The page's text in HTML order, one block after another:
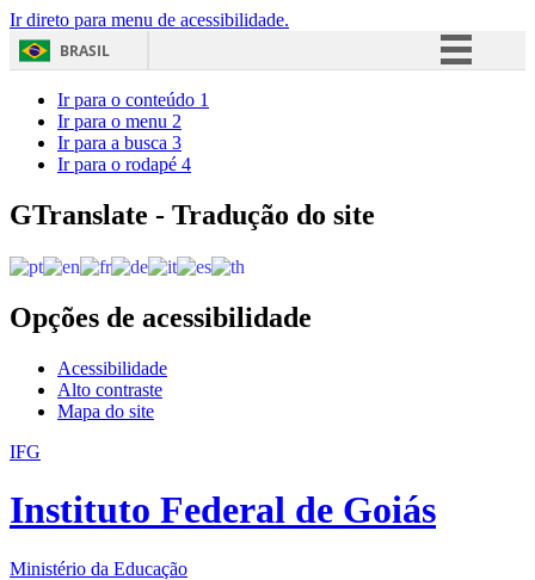
Ir direto para menu de acessibilidade.
BRASIL
Acesso à informação
Ir para o conteúdo 1
Ir para o menu 2
Ir para a busca 3
Ir para o rodapé 4
GTranslate - Tradução do site
Opções de acessibilidade
Acessibilidade
Alto contraste
Mapa do site
IFG
Instituto Federal de Goiás
Ministério da Educação